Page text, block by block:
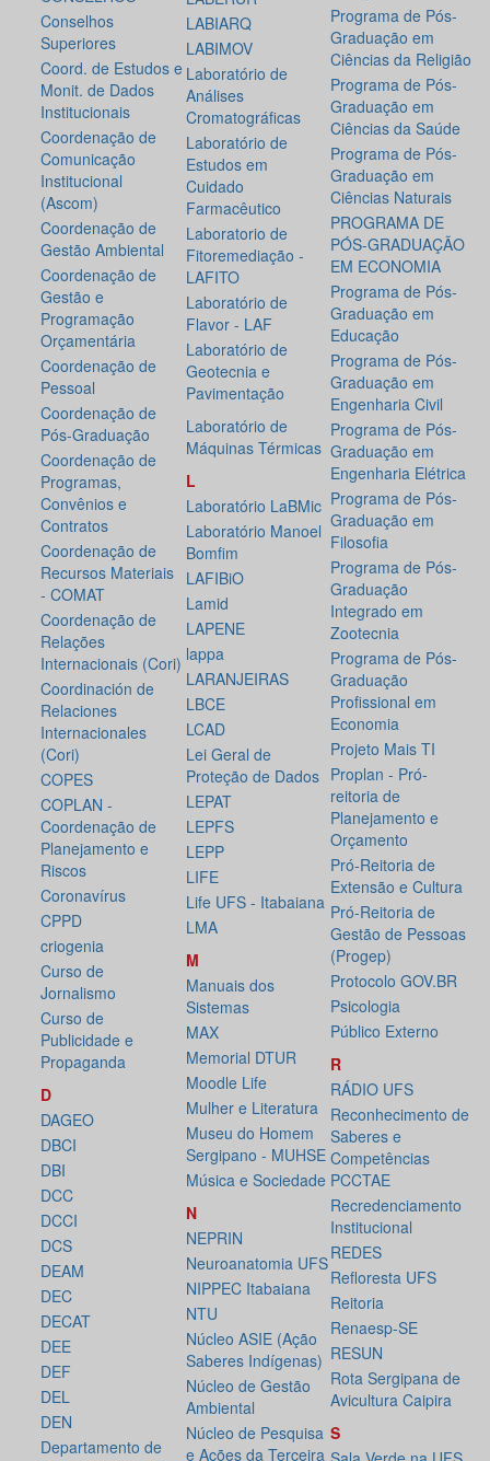
Conselhos
Superiores
Coord. de Estudos e
Monit. de Dados
Institucionais
Coordenação de
Comunicação
Institucional
(Ascom)
Coordenação de
Gestão Ambiental
Coordenação de
Gestão e
Programação
Orçamentária
Coordenação de
Pessoal
Coordenação de
Pós-Graduação
Coordenação de
Programas,
Convênios e
Contratos
Coordenação de
Recursos Materiais
- COMAT
Coordenação de
Relações
Internacionais (Cori)
Coordinación de
Relaciones
Internacionales
(Cori)
COPES
COPLAN -
Coordenação de
Planejamento e
Riscos
Coronavírus
CPPD
criogenia
Curso de
Jornalismo
Curso de
Publicidade e
Propaganda
D
DAGEO
DBCI
DBI
DCC
DCCI
DCS
DEAM
DEC
DECAT
DEE
DEF
DEL
DEN
Departamento de
LABIARQ
LABIMOV
Laboratório de
Análises
Cromatográficas
Laboratório de
Estudos em
Cuidado
Farmacêutico
Laboratorio de
Fitoremediação -
LAFITO
Laboratório de
Flavor - LAF
Laboratório de
Geotecnia e
Pavimentação
Laboratório de
Máquinas Térmicas
L
Laboratório LaBMic
Laboratório Manoel
Bomfim
LAFIBiO
Lamid
LAPENE
lappa
LARANJEIRAS
LBCE
LCAD
Lei Geral de
Proteção de Dados
LEPAT
LEPFS
LEPP
LIFE
Life UFS - Itabaiana
LMA
M
Manuais dos
Sistemas
MAX
Memorial DTUR
Moodle Life
Mulher e Literatura
Museu do Homem
Sergipano - MUHSE
Música e Sociedade
N
NEPRIN
Neuroanatomia UFS
NIPPEC Itabaiana
NTU
Núcleo ASIE (Ação
Saberes Indígenas)
Núcleo de Gestão
Ambiental
Núcleo de Pesquisa
e Ações da Terceira
Programa de Pós-
Graduação em
Ciências da Religião
Programa de Pós-
Graduação em
Ciências da Saúde
Programa de Pós-
Graduação em
Ciências Naturais
PROGRAMA DE
PÓS-GRADUAÇÃO
EM ECONOMIA
Programa de Pós-
Graduação em
Educação
Programa de Pós-
Graduação em
Engenharia Civil
Programa de Pós-
Graduação em
Engenharia Elétrica
Programa de Pós-
Graduação em
Filosofia
Programa de Pós-
Graduação
Integrado em
Zootecnia
Programa de Pós-
Graduação
Profissional em
Economia
Projeto Mais TI
Proplan - Pró-
reitoria de
Planejamento e
Orçamento
Pró-Reitoria de
Extensão e Cultura
Pró-Reitoria de
Gestão de Pessoas
(Progep)
Protocolo GOV.BR
Psicologia
Público Externo
R
RÁDIO UFS
Reconhecimento de
Saberes e
Competências
PCCTAE
Recredenciamento
Institucional
REDES
Refloresta UFS
Reitoria
Renaesp-SE
RESUN
Rota Sergipana de
Avicultura Caipira
S